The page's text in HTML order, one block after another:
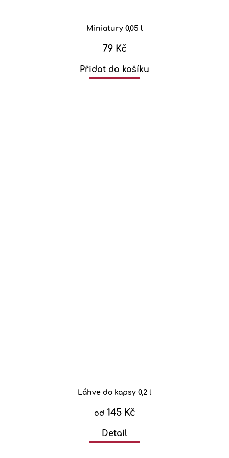
Miniatury 0,05 l
79 Kč
Přidat do košíku
Láhve do kapsy 0,2 l
od 145 Kč
Detail